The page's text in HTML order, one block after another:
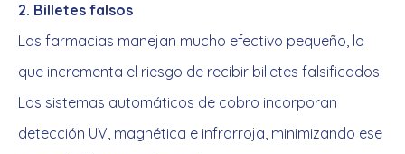
2. Billetes falsos
Las farmacias manejan mucho efectivo pequeño, lo
que incrementa el riesgo de recibir billetes falsificados.
Los sistemas automáticos de cobro incorporan
detección UV, magnética e infrarroja, minimizando ese